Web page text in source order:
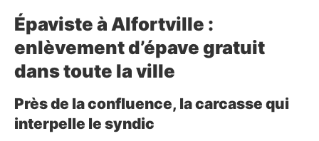
Épaviste à Alfortville :
enlèvement d’épave gratuit
dans toute la ville
Près de la confluence, la carcasse qui
interpelle le syndic